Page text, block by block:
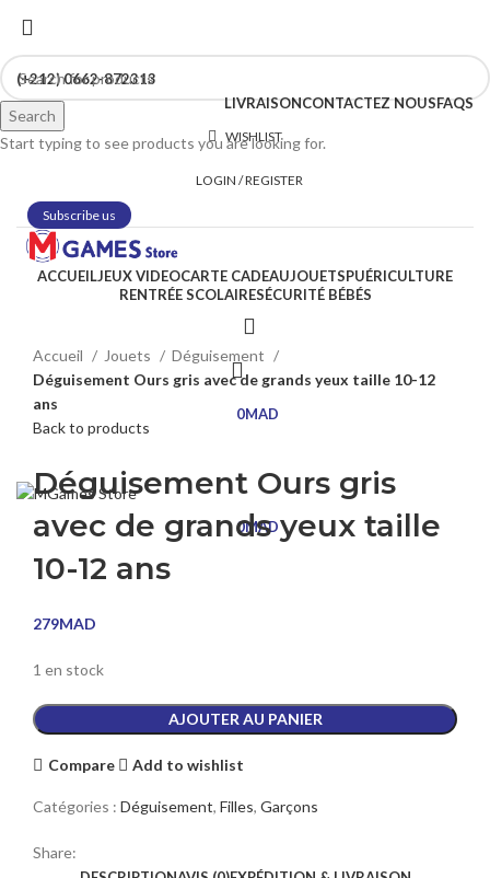
(+212) 0662-872313
LIVRAISONCONTACTEZ NOUSFAQS
WISHLIST
LOGIN / REGISTER
Subscribe us
ACCUEILJEUX VIDEOCARTE CADEAUJOUETSPUÉRICULTURE
RENTRÉE SCOLAIRESÉCURITÉ BÉBÉS
0MAD
0MAD
Accueil
Jouets
Déguisement
Déguisement Ours gris avec de grands yeux taille 10-12
ans
Back to products
Déguisement Ours gris
avec de grands yeux taille
10-12 ans
279MAD
1 en stock
AJOUTER AU PANIER
Compare Add to wishlist
Catégories : Déguisement, Filles, Garçons
Share:
Search
Start typing to see products you are looking for.